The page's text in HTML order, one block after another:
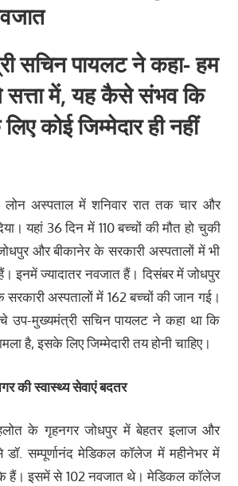
सचिन पायलट ने कहा- हम
में, यह कैसे संभव कि
कोई जिम्मेदार ही नहीं
अस्पताल में शनिवार रात तक चार और
यहां 36 दिन में 110 बच्चों की मौत हो चुकी
और बीकानेर के सरकारी अस्पतालों में भी
इनमें ज्यादातर नवजात हैं। दिसंबर में जोधपुर
अस्पतालों में 162 बच्चों की जान गई।
उप-मुख्यमंत्री सचिन पायलट ने कहा था कि
है, इसके लिए जिम्मेदारी तय होनी चाहिए।
की स्वास्थ्य सेवाएं बदतर
के गृहनगर जोधपुर में बेहतर इलाज और
डॉ. सम्पूर्णानंद मेडिकल कॉलेज में महीनेभर में
हैं। इसमें से 102 नवजात थे। मेडिकल कॉलेज